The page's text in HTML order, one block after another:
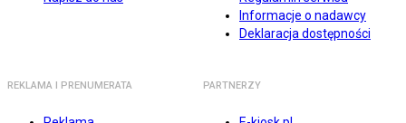
Informacje o nadawcy
Deklaracja dostępności
REKLAMA I PRENUMERATA PARTNERZY